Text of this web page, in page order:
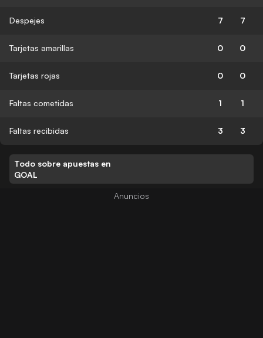
Despejes 7 7
Tarjetas amarillas 0 0
Tarjetas rojas 0 0
Faltas cometidas 1 1
Faltas recibidas 3 3
Todo sobre apuestas en
GOAL